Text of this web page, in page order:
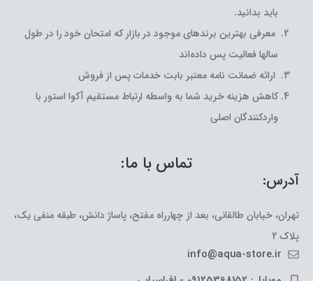
باید بدانید.
معرفی بهترین برندهای موجود در بازار که امتحان خود را در طول
سالها فعالیت پس داده‌اند
ارائه ضمانت نامه معتبر بابت خدمات پس از فروش
کاهش هزینه خرید شما به واسطه ارتباط مستقیم آکوا استور با
واردکنندگان اصلی
تماس با ما:
آدرس:
تهران، خیابان طالقانی، بعد از چهارراه مفتح، پاساژ دانش، طبقه منفی یک،
پلاک 2
info@aqua-store.ir